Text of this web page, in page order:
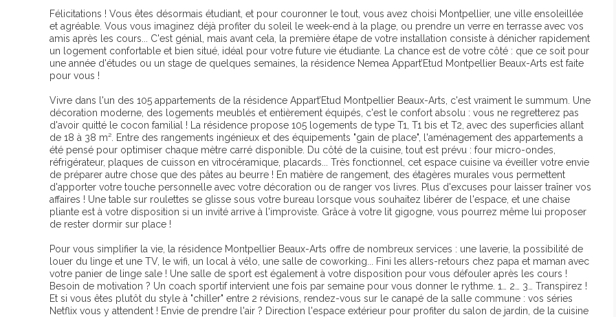
Félicitations ! Vous êtes désormais étudiant, et pour couronner le tout, vous avez choisi Montpellier, une ville ensoleillée
et agréable. Vous vous imaginez déjà profiter du soleil le week-end à la plage, ou prendre un verre en terrasse avec vos
amis après les cours... C'est génial, mais avant cela, la première étape de votre installation consiste à dénicher rapidement
un logement confortable et bien situé, idéal pour votre future vie étudiante. La chance est de votre côté : que ce soit pour
une année d'études ou un stage de quelques semaines, la résidence Nemea Appart’Etud Montpellier Beaux-Arts est faite
pour vous !
Vivre dans l'un des 105 appartements de la résidence Appart’Etud Montpellier Beaux-Arts, c'est vraiment le summum. Une
décoration moderne, des logements meublés et entièrement équipés, c'est le confort absolu : vous ne regretterez pas
d'avoir quitté le cocon familial ! La résidence propose 105 logements de type T1, T1 bis et T2, avec des superficies allant
de 18 à 38 m². Entre des rangements ingénieux et des équipements "gain de place", l'aménagement des appartements a
été pensé pour optimiser chaque mètre carré disponible. Du côté de la cuisine, tout est prévu : four micro-ondes,
réfrigérateur, plaques de cuisson en vitrocéramique, placards... Très fonctionnel, cet espace cuisine va éveiller votre envie
de préparer autre chose que des pâtes au beurre ! En matière de rangement, des étagères murales vous permettent
d'apporter votre touche personnelle avec votre décoration ou de ranger vos livres. Plus d'excuses pour laisser traîner vos
affaires ! Une table sur roulettes se glisse sous votre bureau lorsque vous souhaitez libérer de l'espace, et une chaise
pliante est à votre disposition si un invité arrive à l'improviste. Grâce à votre lit gigogne, vous pourrez même lui proposer
de rester dormir sur place !
Pour vous simplifier la vie, la résidence Montpellier Beaux-Arts offre de nombreux services : une laverie, la possibilité de
louer du linge et une TV, le wifi, un local à vélo, une salle de coworking... Fini les allers-retours chez papa et maman avec
votre panier de linge sale ! Une salle de sport est également à votre disposition pour vous défouler après les cours !
Besoin de motivation ? Un coach sportif intervient une fois par semaine pour vous donner le rythme. 1… 2… 3… Transpirez !
Et si vous êtes plutôt du style à "chiller" entre 2 révisions, rendez-vous sur le canapé de la salle commune : vos séries
Netflix vous y attendent ! Envie de prendre l'air ? Direction l'espace extérieur pour profiter du salon de jardin, de la cuisine